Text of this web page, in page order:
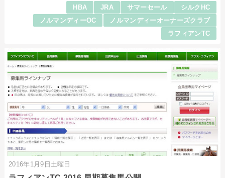
HBA JRA サマーセール
シルクHC
ノルマンディーOC
ノルマンディーオーナーズクラブ
ラフィアンTC
2016年1月9日土曜日